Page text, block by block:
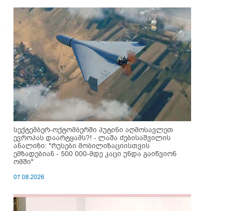
სექტემბერ-ოქტომბერში პუტინი აღმოსავლეთ
ევროპას დაარტყამს?! - ლაშა ძებისაშვილის
ანალიზი: "რუსები მობი­ლიზაციისთვის
ემზადებიან - 500 000-მდე კაცი უნდა გაიწვიონ
ომში"
07.08.2026